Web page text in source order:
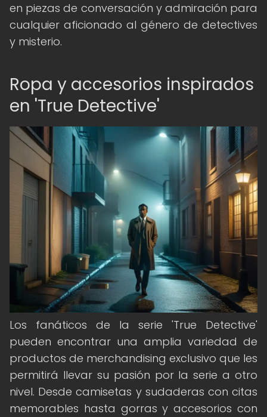
en piezas de conversación y admiración para
cualquier aficionado al género de detectives
y misterio.
Ropa y accesorios inspirados
en 'True Detective'
Los fanáticos de la serie 'True Detective'
pueden encontrar una amplia variedad de
productos de merchandising exclusivo que les
permitirá llevar su pasión por la serie a otro
nivel. Desde camisetas y sudaderas con citas
memorables hasta gorras y accesorios con